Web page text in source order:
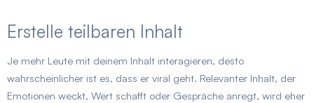
Erstelle teilbaren Inhalt
Je mehr Leute mit deinem Inhalt interagieren, desto
wahrscheinlicher ist es, dass er viral geht. Relevanter Inhalt, der
Emotionen weckt, Wert schafft oder Gespräche anregt, wird eher